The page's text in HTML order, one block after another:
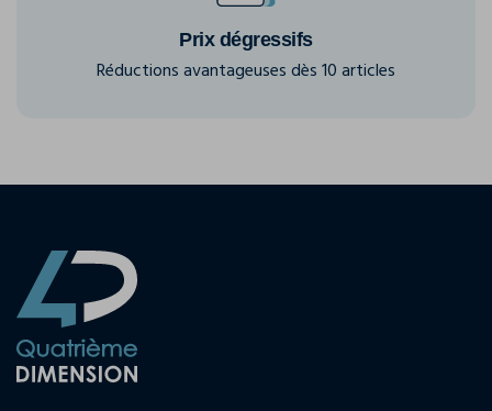
Prix dégressifs
Réductions avantageuses dès 10 articles